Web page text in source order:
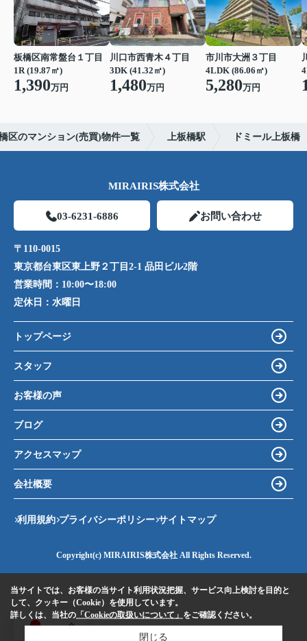
板橋区南常盤台１丁目
1R (19.87㎡)
1,390万円
川口市西青木４丁目
3DK (41.32㎡)
1,480万円
市川市大洲３丁目
4LDK (86.06㎡)
5,280万円
区のマンション(売買)物件一覧 上板橋駅 ドミール上板橋
MIRAIRIS株式会社
03-6231-6886 お問い合わせ
〒110-0015
東京都台東区東上野２丁目2-1 品田ビル2階
営業時間： 10:00〜18:00
定休日： 水曜日
JA
トップページ
スタッフ
お客様の声
ブログ
アクセスマップ
会社概要
利用規約 プライバシーポリシー サイトマップ
Copyright(c) MIRAIRIS株式会社 All Rights Reserved.
当サイトでは、お客様の当サイト利用状況把握、サービス向上検討を目的と
して、クッキー（Cookie）を使用しています。
詳しくは、当社の 「Cookieの取扱いについて」 をご確認ください。
閉じる